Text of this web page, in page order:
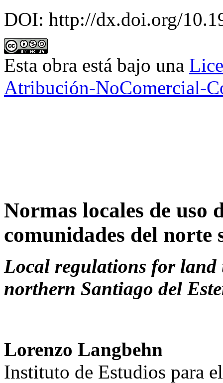
DOI: http://dx.doi.org/
Esta obra está bajo una
Atribución-NoComercial-
Normas locales de uso
comunidades del norte
Local regulations for land
northern Santiago del
Lorenzo Langbehn
Instituto de Estudios para